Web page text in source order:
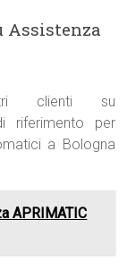
clienti su
riferimento per
a Bologna
APRIMATIC